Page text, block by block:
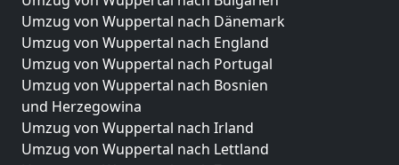
Umzug von Wuppertal nach Dänemark
Umzug von Wuppertal nach England
Umzug von Wuppertal nach Portugal
Umzug von Wuppertal nach Bosnien
und Herzegowina
Umzug von Wuppertal nach Irland
Umzug von Wuppertal nach Lettland